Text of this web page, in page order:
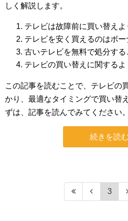
しく解説します。
テレビは故障前に買い替えよ
テレビを安く買えるのはボ
古いテレビを無料で処分する
テレビの買い替えに関するよ
この記事を読むことで、テレビの
かり、最適なタイミングで買い替
ずは、記事を読んでみてください。
続きを読む
3